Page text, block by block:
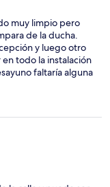
muy limpio pero
de la ducha.
y luego otro
en todo la instalación
faltaría alguna